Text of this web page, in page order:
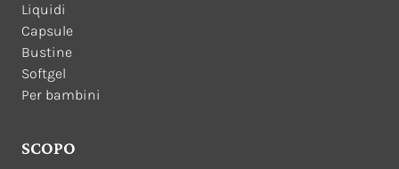
Liquidi
Capsule
Bustine
Softgel
Per bambini
SCOPO